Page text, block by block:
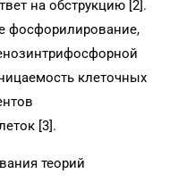
на обструкцию [2].
фосфорилирование,
клеточных
[3].
теорий